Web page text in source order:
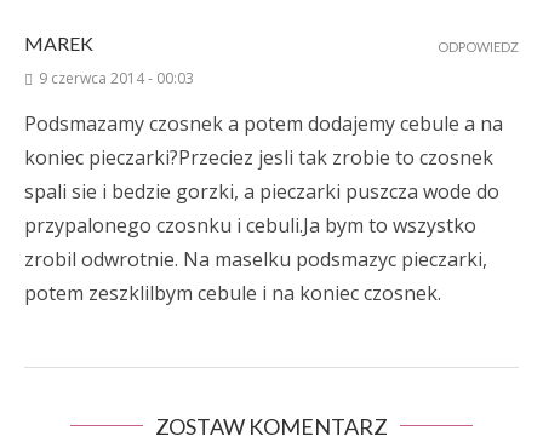
MAREK
9 czerwca 2014 - 00:03
Podsmazamy czosnek a potem dodajemy cebule a na
koniec pieczarki?Przeciez jesli tak zrobie to czosnek
spali sie i bedzie gorzki, a pieczarki puszcza wode do
przypalonego czosnku i cebuli.Ja bym to wszystko
zrobil odwrotnie. Na maselku podsmazyc pieczarki,
potem zeszklilbym cebule i na koniec czosnek.
ODPOWIEDZ
ZOSTAW KOMENTARZ